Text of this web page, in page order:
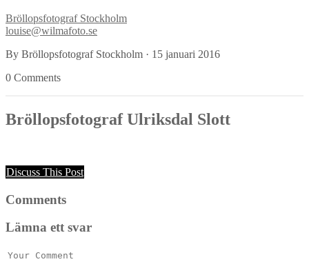
Bröllopsfotograf Stockholm
louise@wilmafoto.se
By Bröllopsfotograf Stockholm · 15 januari 2016
0 Comments
Bröllopsfotograf Ulriksdal Slott
Discuss This Post
Comments
Lämna ett svar